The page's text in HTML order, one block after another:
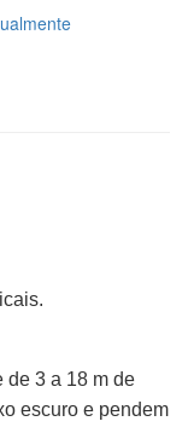
de 3 a 18 m de
escuro e pendem